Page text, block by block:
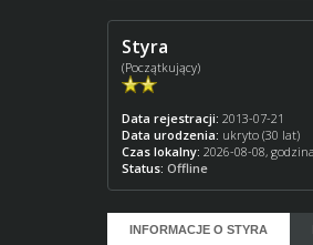
Styra
(Początkujący)
Data rejestracji: 2013-07-21
Data urodzenia: ukryto (30 lat)
Czas lokalny: 2026-08-08,
Status: Offline
INFORMACJE O STYRA